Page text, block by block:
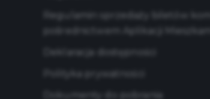
Regulamin sprzedaży biletów
pośrednictwem Aplikacji
Deklaracja dostępności
Polityka prywatności
Dokumenty do pobrania